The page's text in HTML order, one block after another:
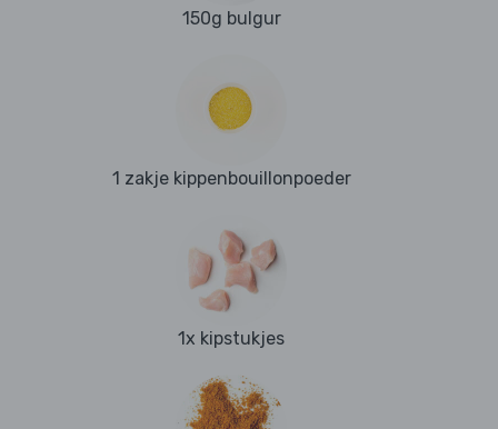
150g bulgur
1 zakje kippenbouillonpoeder
1x kipstukjes